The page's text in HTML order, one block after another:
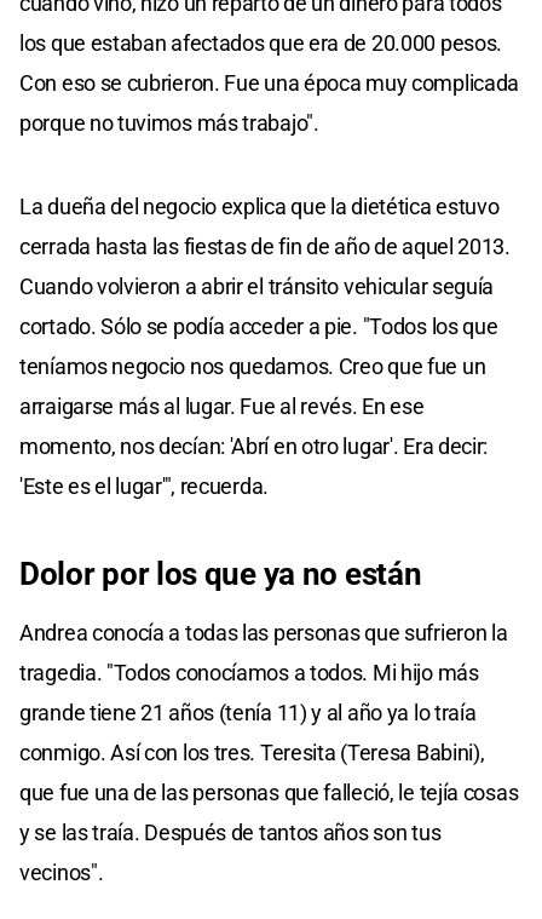
los que estaban afectados que era de 20.000 pesos.
Con eso se cubrieron. Fue una época muy complicada
porque no tuvimos más trabajo".
La dueña del negocio explica que la dietética estuvo
cerrada hasta las fiestas de fin de año de aquel 2013.
Cuando volvieron a abrir el tránsito vehicular seguía
cortado. Sólo se podía acceder a pie. "Todos los que
teníamos negocio nos quedamos. Creo que fue un
arraigarse más al lugar. Fue al revés. En ese
momento, nos decían: 'Abrí en otro lugar'. Era decir:
'Este es el lugar'", recuerda.
Dolor por los que ya no están
Andrea conocía a todas las personas que sufrieron la
tragedia. "Todos conocíamos a todos. Mi hijo más
grande tiene 21 años (tenía 11) y al año ya lo traía
conmigo. Así con los tres. Teresita (Teresa Babini),
que fue una de las personas que falleció, le tejía cosas
y se las traía. Después de tantos años son tus
vecinos".